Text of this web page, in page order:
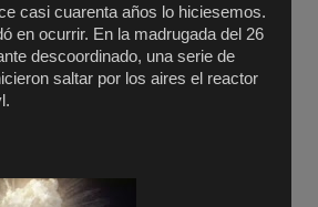
casi cuarenta años lo hiciesemos.
en ocurrir. En la madrugada del 26
descoordinado, una serie de
saltar por los aires el reactor